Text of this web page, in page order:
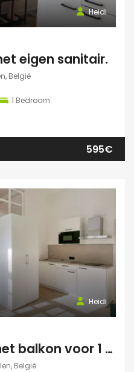
Heidi
eigen sanitair.
België
1 Bedroom
595€
Heidi
Prachtige studio met balkon voor 1 student(e)!
België